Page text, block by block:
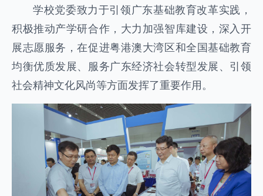
学校党委致力于引领广东基础教育改革实践，
积极推动产学研合作，大力加强智库建设，深入开
展志愿服务，在促进粤港澳大湾区和全国基础教育
均衡优质发展、服务广东经济社会转型发展、引领
社会精神文化风尚等方面发挥了重要作用。